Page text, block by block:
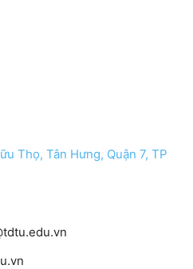
Thọ, Tân Hưng, Quận 7, TP